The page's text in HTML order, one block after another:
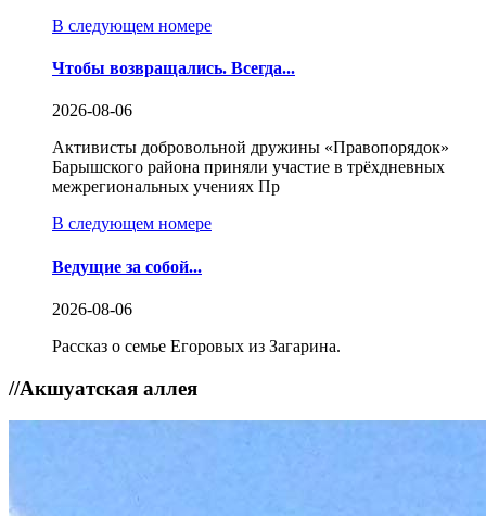
В следующем номере
Чтобы возвращались. Всегда...
2026-08-06
Активисты добровольной дружины «Правопорядок»
Барышского района приняли участие в трёхдневных
межрегиональных учениях Пр
В следующем номере
Ведущие за собой...
2026-08-06
Рассказ о семье Егоровых из Загарина.
//Акшуатская аллея